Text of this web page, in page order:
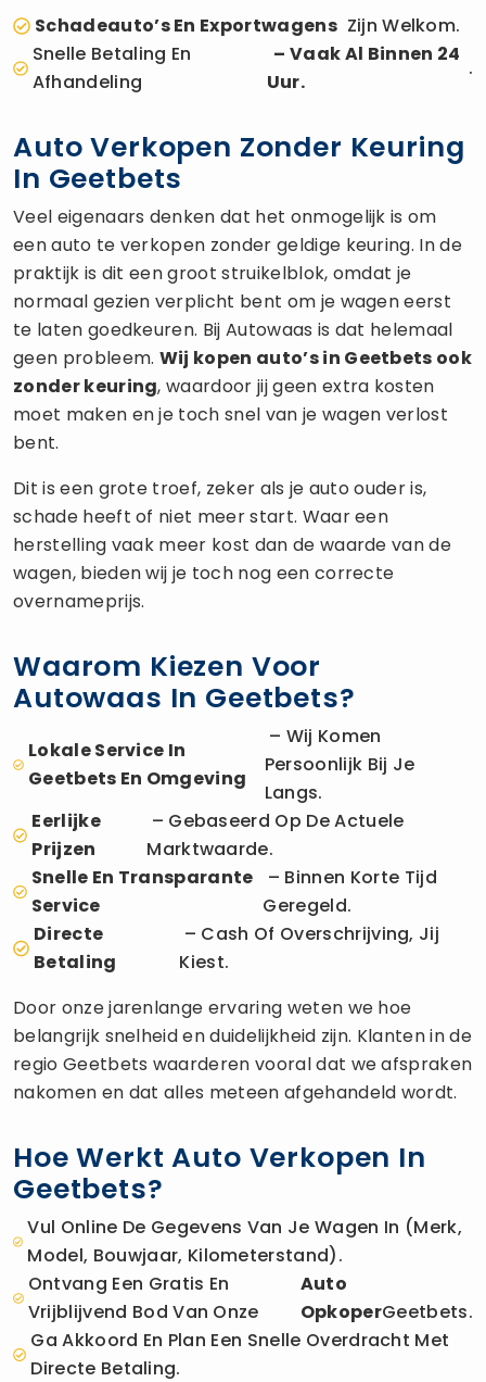
Schadeauto’s En ExportwagensZijn Welkom.
Snelle Betaling En
Afhandeling
– Vaak Al Binnen 24
Uur.
.
Auto Verkopen Zonder Keuring
In Geetbets
Veel eigenaars denken dat het onmogelijk is om
een auto te verkopen zonder geldige keuring. In de
praktijk is dit een groot struikelblok, omdat je
normaal gezien verplicht bent om je wagen eerst
te laten goedkeuren. Bij Autowaas is dat helemaal
geen probleem. Wij kopen auto’s in Geetbets ook
zonder keuring, waardoor jij geen extra kosten
moet maken en je toch snel van je wagen verlost
bent.
Dit is een grote troef, zeker als je auto ouder is,
schade heeft of niet meer start. Waar een
herstelling vaak meer kost dan de waarde van de
wagen, bieden wij je toch nog een correcte
overnameprijs.
Waarom Kiezen Voor
Autowaas In Geetbets?
Lokale Service In
Geetbets En Omgeving
– Wij Komen
Persoonlijk Bij Je
Langs.
Eerlijke
Prijzen
– Gebaseerd Op De Actuele
Marktwaarde.
Snelle En Transparante
Service
– Binnen Korte Tijd
Geregeld.
Directe
Betaling
– Cash Of Overschrijving, Jij
Kiest.
Door onze jarenlange ervaring weten we hoe
belangrijk snelheid en duidelijkheid zijn. Klanten in de
regio Geetbets waarderen vooral dat we afspraken
nakomen en dat alles meteen afgehandeld wordt.
Hoe Werkt Auto Verkopen In
Geetbets?
Vul Online De Gegevens Van Je Wagen In (merk,
Model, Bouwjaar, Kilometerstand).
Ontvang Een Gratis En
Vrijblijvend Bod Van Onze
Auto
OpkoperGeetbets.
Ga Akkoord En Plan Een Snelle Overdracht Met
Directe Betaling.